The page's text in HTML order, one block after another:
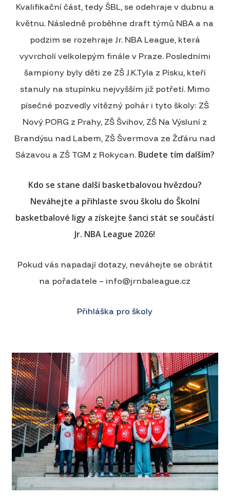
Kvalifikační část, tedy ŠBL, se odehraje v dubnu a
květnu. Následně proběhne draft týmů NBA a na
podzim se rozehraje Jr. NBA League, která
vyvrcholí velkolepým finále v Praze. Posledními
šampiony byly děti ze ZŠ J.K.Tyla z Písku, kteří
stanuly na stupínku nejvyšším již potřetí. Mimo
písečné pozvedly vítězný pohár i tyto školy: ZŠ
Nový PORG z Prahy, ZŠ Švihov, ZŠ Na Výsluní z
Brandýsu nad Labem, ZŠ Švermova ze Žďáru nad
Sázavou a ZŠ TGM z Rokycan. Budete tím dalším?
Kdo se stane další basketbalovou hvězdou?
Neváhejte a přihlaste svou školu do Školní
basketbalové ligy a získejte šanci stát se součástí
Jr. NBA League 2026!
Pokud vás napadají dotazy, neváhejte se obrátit
na pořadatele – info@jrnbaleague.cz
Přihláška pro školy